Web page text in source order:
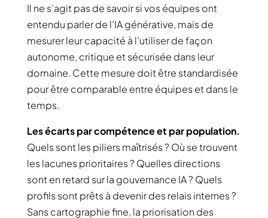
Il ne s’agit pas de savoir si vos équipes ont
entendu parler de l’IA générative, mais de
mesurer leur capacité à l’utiliser de façon
autonome, critique et sécurisée dans leur
domaine. Cette mesure doit être standardisée
pour être comparable entre équipes et dans le
temps.
Les écarts par compétence et par population.
Quels sont les piliers maîtrisés ? Où se trouvent
les lacunes prioritaires ? Quelles directions
sont en retard sur la gouvernance IA ? Quels
profils sont prêts à devenir des relais internes ?
Sans cartographie fine, la priorisation des